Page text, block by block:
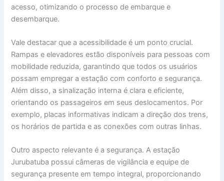
acesso, otimizando o processo de embarque e
desembarque.
Vale destacar que a acessibilidade é um ponto crucial.
Rampas e elevadores estão disponíveis para pessoas com
mobilidade reduzida, garantindo que todos os usuários
possam empregar a estação com conforto e segurança.
Além disso, a sinalização interna é clara e eficiente,
orientando os passageiros em seus deslocamentos. Por
exemplo, placas informativas indicam a direção dos trens,
os horários de partida e as conexões com outras linhas.
Outro aspecto relevante é a segurança. A estação
Jurubatuba possui câmeras de vigilância e equipe de
segurança presente em tempo integral, proporcionando